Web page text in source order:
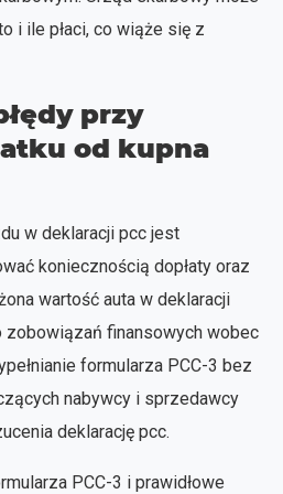
i ile płaci, co wiąże się z
przy
od kupna
w deklaracji pcc jest
koniecznością dopłaty oraz
wartość auta w deklaracji
zobowiązań finansowych wobec
formularza PCC-3 bez
nabywcy i sprzedawcy
deklarację pcc.
PCC-3 i prawidłowe